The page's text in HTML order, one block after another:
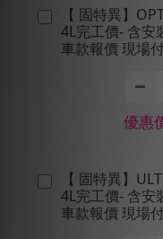
【 固特異】
4L完工價- 含安
車款報價 現場
優惠
【 固特異】
4L完工價- 含安
車款報價 現場